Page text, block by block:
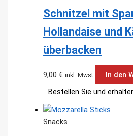
Schnitzel mit
Hollandaise und
überbacken
9,00€ inkl. Mwst
In den
Bestellen Sie und
Snacks